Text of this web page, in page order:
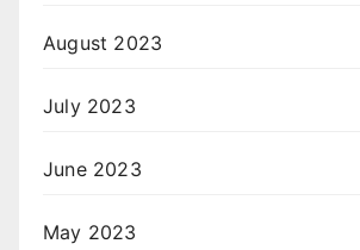
August 2023
July 2023
June 2023
May 2023